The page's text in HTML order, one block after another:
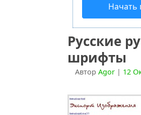
Начать
Русские
шрифты
Автор Agor | 12